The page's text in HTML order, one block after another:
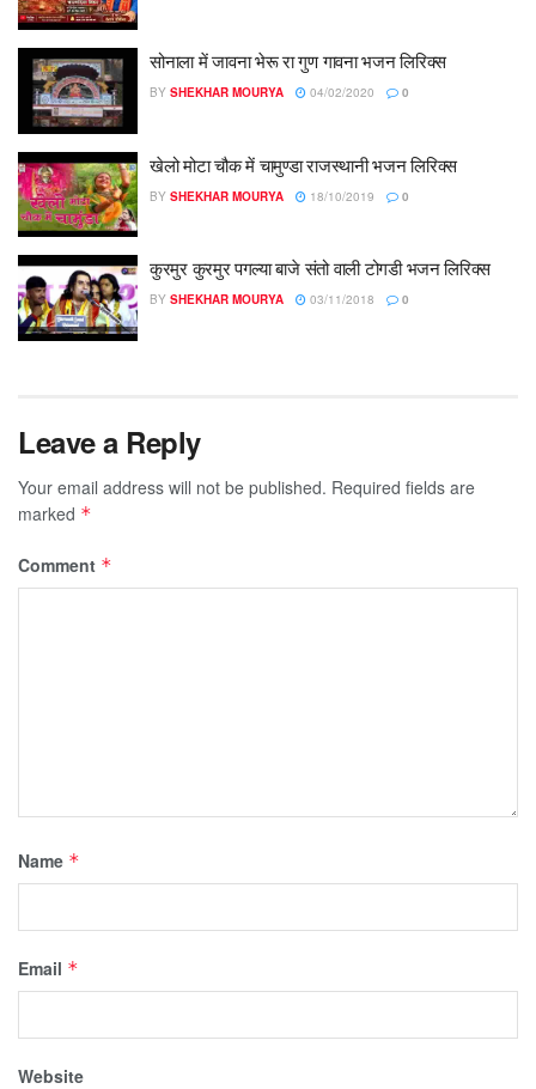
सोनाला में जावना भेरू रा गुण गावना भजन लिरिक्स
BY SHEKHAR MOURYA 04/02/2020 0
खेलो मोटा चौक में चामुण्डा राजस्थानी भजन लिरिक्स
BY SHEKHAR MOURYA 18/10/2019 0
कुरमुर कुरमुर पगल्या बाजे संतो वाली टोगडी भजन लिरिक्स
BY SHEKHAR MOURYA 03/11/2018 0
Leave a Reply
Your email address will not be published. Required fields are
marked *
Comment *
Name *
Email *
Website